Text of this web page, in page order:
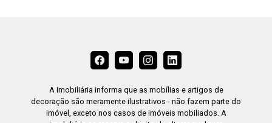
A Imobiliária informa que as mobílias e artigos de
decoração são meramente ilustrativos - não fazem parte do
imóvel, exceto nos casos de imóveis mobiliados. A